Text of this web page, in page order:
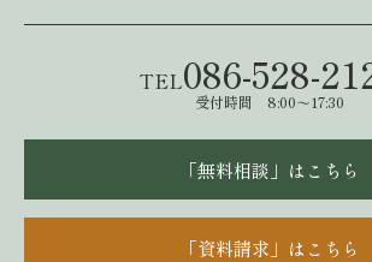
TEL086-528-
受付時間 8:00～17:30
「無料相談」はこちら
「資料請求」はこちら